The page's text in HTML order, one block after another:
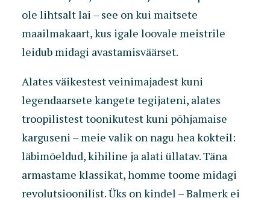
ole lihtsalt lai – see on kui maitsete
maailmakaart, kus igale loovale meistrile
leidub midagi avastamisväärset.
Alates väikestest veinimajadest kuni
legendaarsete kangete tegijateni, alates
troopilistest toonikutest kuni põhjamaise
karguseni – meie valik on nagu hea kokteil:
läbimõeldud, kihiline ja alati üllatav. Täna
armastame klassikat, homme toome midagi
revolutsioonilist. Üks on kindel – Balmerk ei